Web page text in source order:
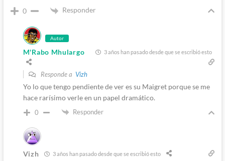
0 Responder
Autor
M'Rabo Mhulargo 3 años han pasado desde que se escribió esto
Responde a Vizh
Yo lo que tengo pendiente de ver es su Maigret porque se me
hace rarísimo verle en un papel dramático.
0 Responder
Vizh 3 años han pasado desde que se escribió esto